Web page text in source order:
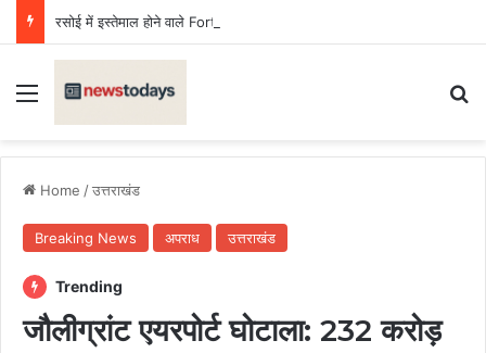
रसोई में इस्तेमाल होने वाले Fortune तेल का सैंपल जांच में फेल, लगा जुर्माना
Menu
Home /उत्तराखंड
Breaking News अपराध उत्तराखंड
Trending
जौलीग्रांट एयरपोर्ट घोटाला: 232 करोड़